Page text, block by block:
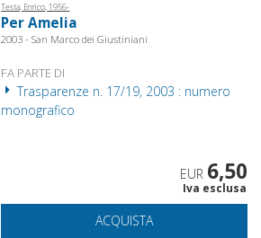
Testa, Enrico, 1956-
Per Amelia
2003 - San Marco dei Giustiniani
FA PARTE DI
Trasparenze n. 17/19, 2003 : numero
monografico
EUR 6,50
Iva esclusa
ACQUISTA